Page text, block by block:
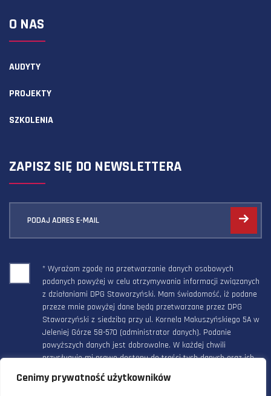
Cenimy prywatność użytkowników
O NAS
AUDYTY
PROJEKTY
SZKOLENIA
ZAPISZ SIĘ DO NEWSLETTERA
PODAJ ADRES E-MAIL
* Wyrażam zgodę na przetwarzanie danych osobowych
podanych powyżej w celu otrzymywania informacji związanych
z działaniami DPG Staworzyński. Mam świadomość, iż podane
przeze mnie powyżej dane będą przetwarzane przez DPG
Staworzyński z siedzibą przy ul. Kornela Makuszyńskiego 5A w
Jeleniej Górze 58-570 (administrator danych). Podanie
powyższych danych jest dobrowolne. W każdej chwili
przysługuje mi prawo dostępu do treści tych danych oraz ich
poprawienia, a powyższa zgoda może być odwołana w każdym
czasie.